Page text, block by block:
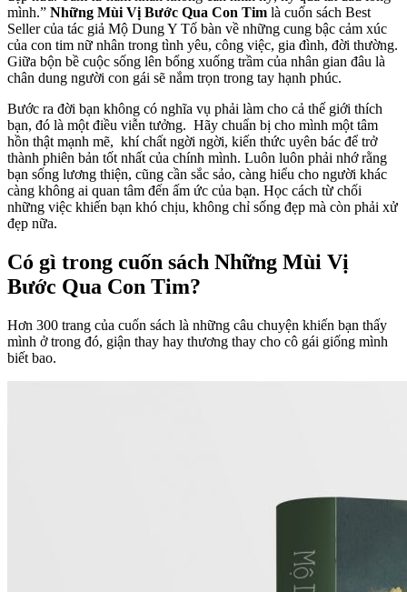
mình.” Những Mùi Vị Bước Qua Con Tim là cuốn sách Best
Seller của tác giả Mộ Dung Y Tố bàn về những cung bậc cảm xúc
của con tim nữ nhân trong tình yêu, công việc, gia đình, đời thường.
Giữa bộn bề cuộc sống lên bổng xuống trầm của nhân gian đâu là
chân dung người con gái sẽ nắm trọn trong tay hạnh phúc.
Bước ra đời bạn không có nghĩa vụ phải làm cho cả thế giới thích
bạn, đó là một điều viễn tưởng. Hãy chuẩn bị cho mình một tâm
hồn thật mạnh mẽ, khí chất ngời ngời, kiến thức uyên bác để trở
thành phiên bản tốt nhất của chính mình. Luôn luôn phải nhớ rằng
bạn sống lương thiện, cũng cần sắc sảo, càng hiểu cho người khác
càng không ai quan tâm đến ấm ức của bạn. Học cách từ chối
những việc khiến bạn khó chịu, không chỉ sống đẹp mà còn phải xử
đẹp nữa.
Có gì trong cuốn sách Những Mùi Vị
Bước Qua Con Tim?
Hơn 300 trang của cuốn sách là những câu chuyện khiến bạn thấy
mình ở trong đó, giận thay hay thương thay cho cô gái giống mình
biết bao.